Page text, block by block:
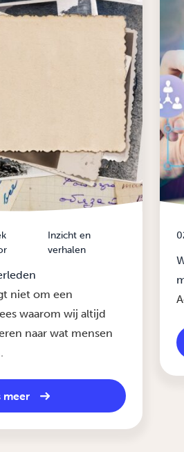
Inzicht en
verhalen
niet om een
waarom wij altijd
naar wat mensen
meer